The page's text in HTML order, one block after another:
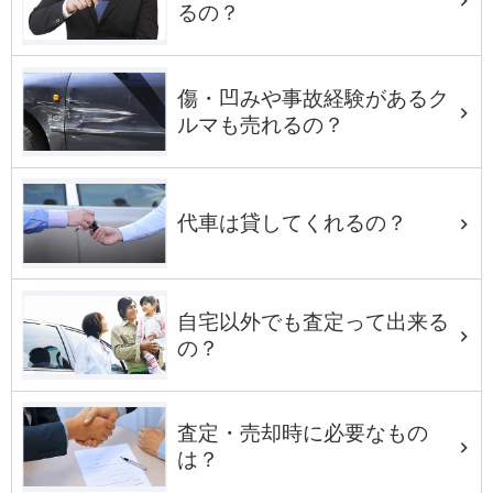
るの？
傷・凹みや事故経験があるク
ルマも売れるの？
代車は貸してくれるの？
自宅以外でも査定って出来る
の？
査定・売却時に必要なもの
は？